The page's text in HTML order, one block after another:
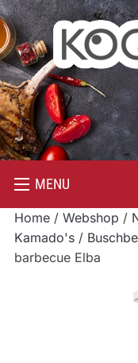
MENU
Home/ Webshop /
Kamado's/
barbecue Elba